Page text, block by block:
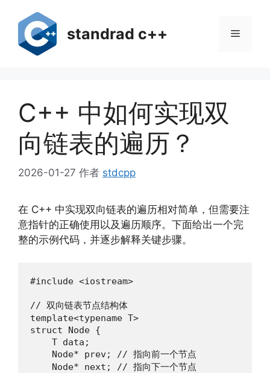
standrad c++ 菜
C++ 中如何实现双
向链表的遍历？
2026-01-27 作者 stdcpp
在 C++ 中实现双向链表的遍历相对简单，但需要注
意指针的正确使用以及遍历顺序。下面给出一个完
整的示例代码，并逐步解释关键步骤。
#include <iostream>
// 双向链表节点结构体
template<typename T>
struct Node {
    T data;
    Node* prev; // 指向前一个节点
    Node* next; // 指向下一个节点